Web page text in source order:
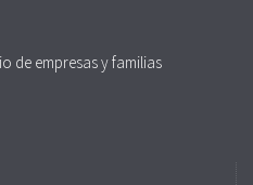
de empresas y familias